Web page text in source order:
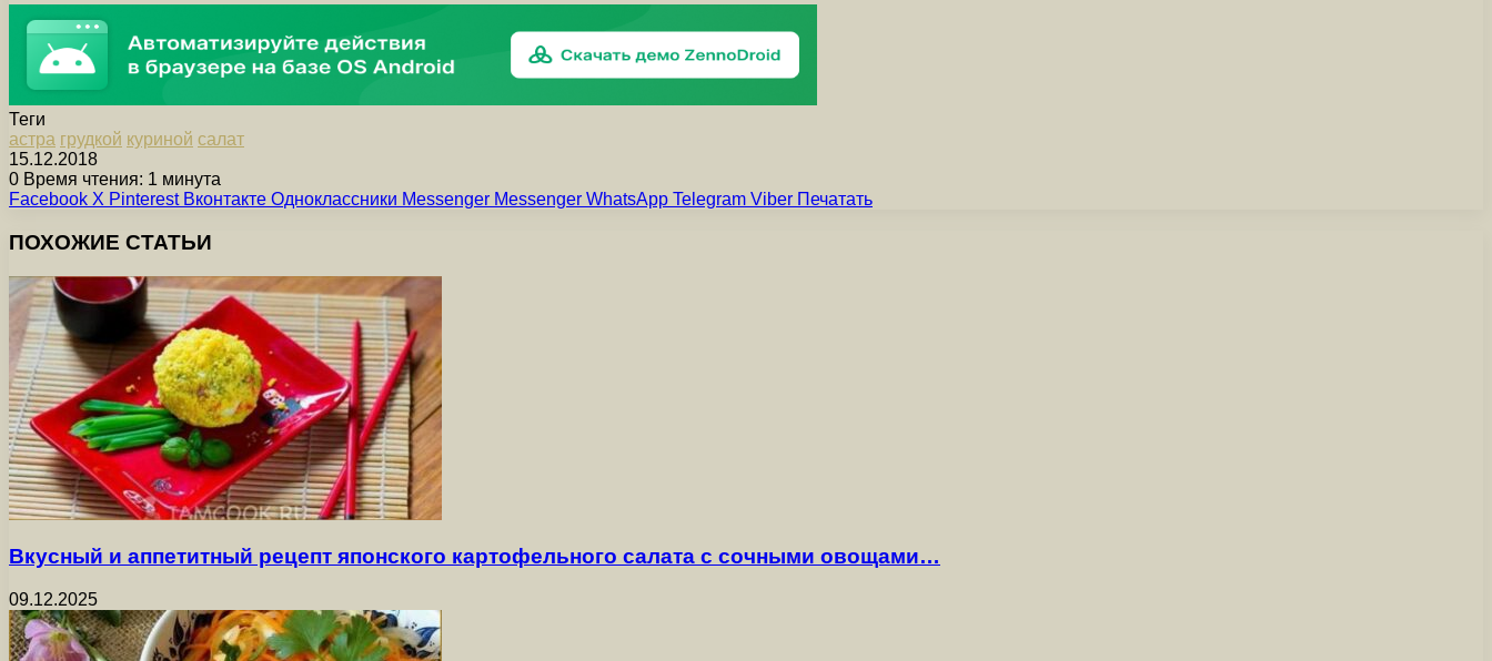
Теги
астра грудкой куриной салат
15.12.2018
0 Время чтения: 1 минута
Facebook X Pinterest Вконтакте Одноклассники Messenger Messenger WhatsApp Telegram Viber Печатать
ПОХОЖИЕ СТАТЬИ
Вкусный и аппетитный рецепт японского картофельного салата с сочными овощами…
09.12.2025